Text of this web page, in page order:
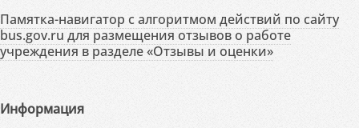
Памятка-навигатор с алгоритмом действий по сайту
bus.gov.ru для размещения отзывов о работе
учреждения в разделе «Отзывы и оценки»
Информация